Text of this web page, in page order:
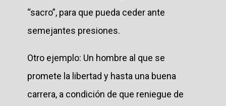
“sacro”, para que pueda ceder ante
semejantes presiones.
Otro ejemplo: Un hombre al que se
promete la libertad y hasta una buena
carrera, a condición de que reniegue de